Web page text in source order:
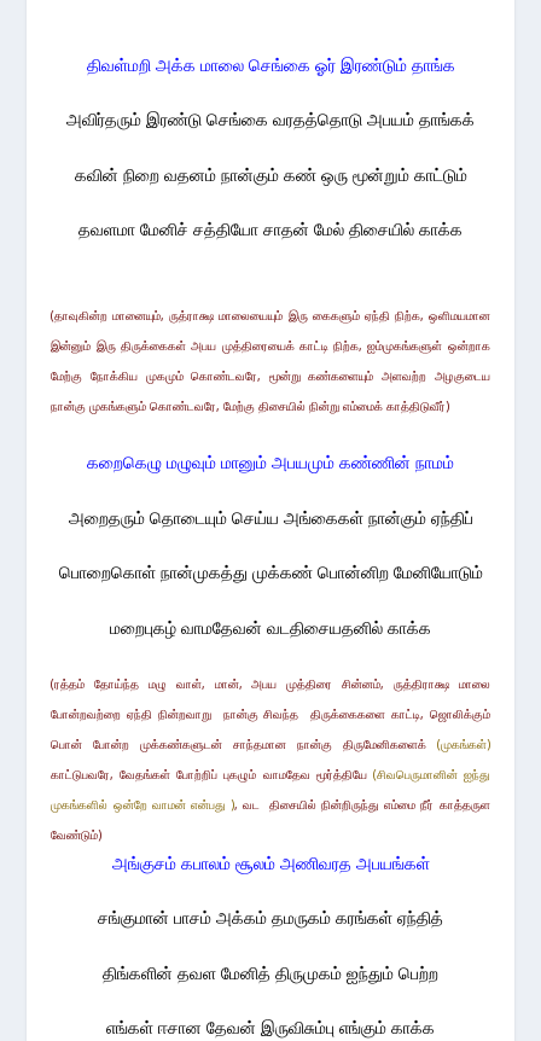
திவள்மறி அக்க மாலை செங்கை ஓர் இரண்டும் தாங்க
அவிர்தரும் இரண்டு செங்கை வரதத்தொடு அபயம் தாங்கக்
கவின் நிறை வதனம் நான்கும் கண் ஒரு மூன்றும் காட்டும்
தவளமா மேனிச் சத்தியோ சாதன் மேல் திசையில் காக்க
(தாவுகின்ற மானையும், ருத்ராக்ஷ மாலையையும் இரு கைகளும் ஏந்தி நிற்க, ஒளிமயமான
இன்னும் இரு திருக்கைகள்அபய முத்திரையைக் காட்டி நிற்க,ஐம்முகங்களுள் ஒன்றாக
மேற்கு நோக்கிய முகமும் கொண்டவரே, மூன்று கண்களையும் அளவற்ற அழகுடைய
நான்கு முகங்களும்கொண்டவரே, மேற்குதிசையில் நின்று எம்மைக் காத்திடுவீர்)
கறைகெழு மழுவும் மானும் அபயமும் கண்ணின் நாமம்
அறைதரும் தொடையும் செய்ய அங்கைகள் நான்கும் ஏந்திப்
பொறைகொள் நான்முகத்து முக்கண் பொன்னிற மேனியோடும்
மறைபுகழ் வாமதேவன் வடதிசையதனில் காக்க
(ரத்தம் தோய்ந்த மழு வாள், மான், அபய முத்திரை சின்னம், ருத்திராக்ஷ மாலை
போன்றவற்றை ஏந்திநின்றவாறு
நான்கு சிவந்த திருக்கைகளை காட்டி, ஜொலிக்கும்
பொன் போன்ற முக்கண்களுடன் சாந்தமான நான்கு திருமேனிகளைக்(முகங்கள்)
காட்டுபவரே, வேதங்கள் போற்றிப் புகழும் வாமதேவ மூர்த்தியே (சிவபெருமானின் ஐந்து
முகங்களில் ஒன்றே வாமன் என்பது ), வட திசையில் நின்றிருந்து எம்மை நீர் காத்தருள
வேண்டும்)
அங்குசம் கபாலம் சூலம் அணிவரத அபயங்கள்
சங்குமான் பாசம் அக்கம் தமருகம் கரங்கள் ஏந்தித்
திங்களின் தவள மேனித் திருமுகம் ஐந்தும் பெற்ற
எங்கள் ஈசான தேவன் இருவிசும்பு எங்கும் காக்க